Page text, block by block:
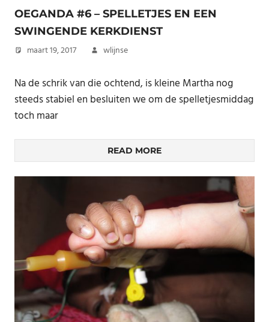
OEGANDA #6 – SPELLETJES EN EEN
SWINGENDE KERKDIENST
maart 19, 2017 wlijnse
Na de schrik van die ochtend, is kleine Martha nog
steeds stabiel en besluiten we om de spelletjesmiddag
toch maar
READ MORE